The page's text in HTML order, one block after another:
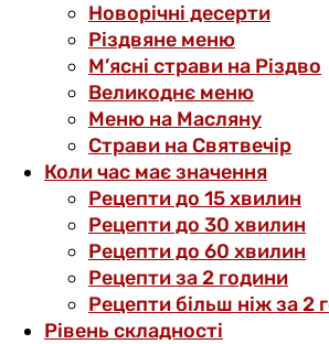
Новорічні десерти
Різдвяне меню
М’ясні страви на Різдво
Великоднє меню
Меню на Масляну
Страви на Святвечір
Коли час має значення
Рецепти до 15 хвилин
Рецепти до 30 хвилин
Рецепти до 60 хвилин
Рецепти за 2 години
Рецепти більш ніж за 2
Рівень складності